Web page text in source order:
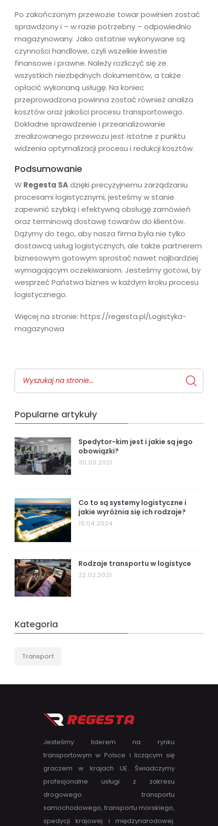
Po zakończonym przewozie towar powinien zostać
sprawdzony i – w razie potrzebny – odpowiednio
magazynowany. Jako ostatnie wykonywane są
czynności handlowe, czyli wszelkie kwestie
finansowe i prawne. Należy rozliczyć się ze
wszystkich niezbędnych dokumentów, a także
opłacić wykonaną usługę. Na koniec
przeprowadzona powinna zostać również analiza
kosztów oraz jakości procesu transportowego.
Dokładne sprawdzenie i przeanalizowanie
zrealizowanego przewozu jest istotne z punktu
widzenia optymalizacji procesu i redukcji kosztów.
Podsumowanie
W Regesta SAdzięki precyzyjnemu zarządzaniu
procesami logistycznymi, jesteśmy w stanie
zapewnić szybką i efektywną obsługę zamówień
oraz terminową dostawę towarów do klientów.
Dążymy do tego, aby nasza firma była nie tylko
dostawcą usług logistycznych, ale także partnerem
biznesowym gotowym sprostać nawet najbardziej
wymagającym oczekiwaniom. Jesteśmy gotowi, by
wesprzeć Państwa biznes w każdym kroku procesu
logistycznego.
Więcej na stronie: https://regesta.pl/Logistyka-
magazynowa
Popularne artykuły
Spedytor-kim jest i jakie są jego
obowiązki?
30.09.2021
Co to są systemy logistyczne i
jakie wyróżnia się ich rodzaje?
15.04.2024
Rodzaje transportu w logistyce
22.02.2021
Kategoria
Transport
Jesteśmy liderem na rynku
transportowym w Polsce i liczącym się
graczem w krajach UE. Świadczymy
profesjonalne usługi z zakresu
drogowego transportu
samochodowego, transportu morskiego,
spedycji krajowej i międzynarodowej.